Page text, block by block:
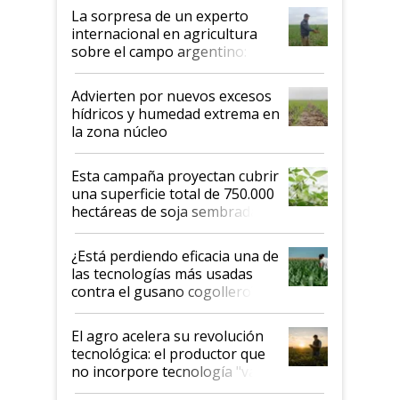
La sorpresa de un experto
internacional en agricultura
sobre el campo argentino:
"Estoy muy impresionado"
Advierten por nuevos excesos
hídricos y humedad extrema en
la zona núcleo
Esta campaña proyectan cubrir
una superficie total de 750.000
hectáreas de soja sembradas
con una nueva generación de
variedades que marcan un
salto tecnológico en genética y
rendimiento
¿Está perdiendo eficacia una de
las tecnologías más usadas
contra el gusano cogollero? El
desafío de una tecnología clave
El agro acelera su revolución
tecnológica: el productor que
no incorpore tecnología "va a
perder el tren"